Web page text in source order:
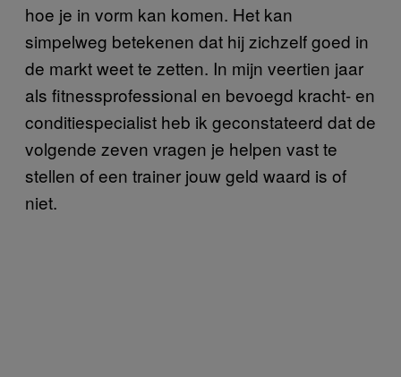
hoe je in vorm kan komen. Het kan
simpelweg betekenen dat hij zichzelf goed in
de markt weet te zetten. In mijn veertien jaar
als fitnessprofessional en bevoegd kracht- en
conditiespecialist heb ik geconstateerd dat de
volgende zeven vragen je helpen vast te
stellen of een trainer jouw geld waard is of
niet.